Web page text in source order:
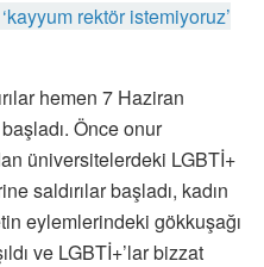
rektör istemiyoruz’
hemen 7 Haziran
Önce onur
üniversitelerdeki LGBTİ+
saldırılar başladı, kadın
eylemlerindeki gökkuşağı
ve LGBTİ+’lar bizzat